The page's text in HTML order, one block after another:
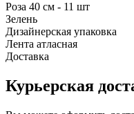
Роза 40 см - 11 шт
Зелень
Дизайнерская упаковка
Лента атласная
Доставка
Курьерская